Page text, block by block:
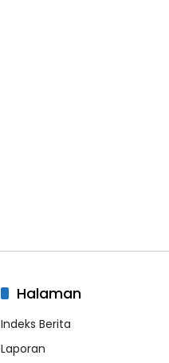
Halaman
Indeks Berita
Laporan